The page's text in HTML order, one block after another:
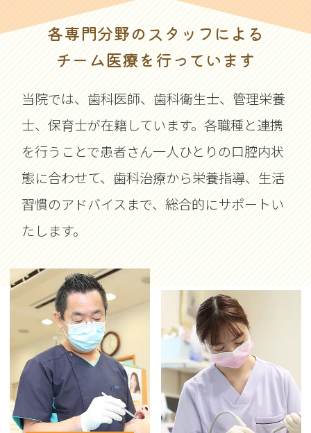
各専門分野のスタッフによる
チーム医療を行っています
当院では、歯科医師、歯科衛生士、管理栄養
士、保育士が在籍しています。各職種と連携
を行うことで患者さん一人ひとりの口腔内状
態に合わせて、歯科治療から栄養指導、 生活
習慣のアドバイスまで、総合的にサポートい
たします。